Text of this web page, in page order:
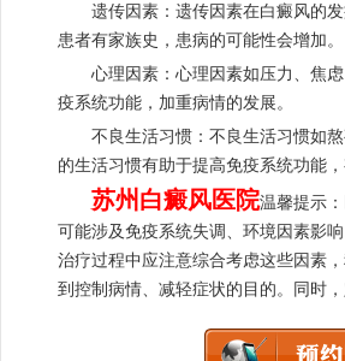
遗传因素：遗传因素在白癜风的发
患者有家族史，患病的可能性会增加。
心理因素：心理因素如压力、焦虑
疫系统功能，加重病情的发展。
不良生活习惯：不良生活习惯如熬
的生活习惯有助于提高免疫系统功能
苏州白癜风医院温馨提示
可能涉及免疫系统失调、环境因素影
治疗过程中应注意综合考虑这些因素
到控制病情、减轻症状的目的。同时